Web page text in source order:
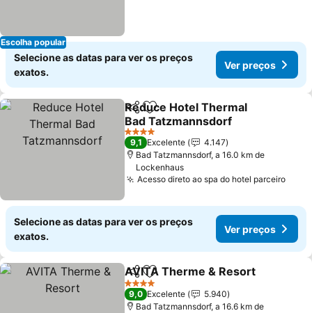
Escolha popular
Selecione as datas para ver os preços
exatos.
Ver preços
PartilharAdicionar aos favoritos
Reduce Hotel Thermal
Bad Tatzmannsdorf
Ver preços
4 Estrelas
9,1 Excelente
4.147
Bad Tatzmannsdorf, a 16.0 km de
Lockenhaus
Acesso direto ao spa do hotel parceiroVer
Selecione as datas para ver os preços
exatos.
Ver preços
PartilharAdicionar aos favoritos
AVITA Therme & Resort
4 Estrelas
9,0 Excelente
5.940
Bad Tatzmannsdorf, a 16.6 km de